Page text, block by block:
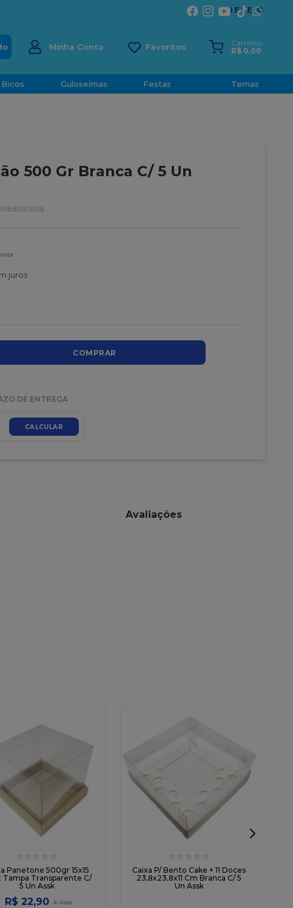
Minha Conta
Carrinho
R$ 0,00
Guloseimas Festas Temas
500 Gr Branca C/ 5 Un
juros
COMPRAR
DE ENTREGA
CALCULAR
Avaliações
☆ ☆ ☆ ☆ ☆
Panetone 500gr 15x15
Tampa Transparente C/
5 Un Assk
R$ 22,90
☆ ☆ ☆ ☆ ☆
Caixa P/ Bento Cake + 11 Doces
23,8x23,8x11 Cm Branca C/ 5
Un Assk